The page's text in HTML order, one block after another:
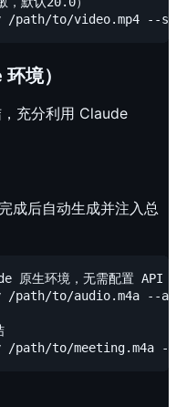
境）
充分利用 Claude
成后自动生成并注入总
原生环境，无需配置 API
to/audio.m4a --